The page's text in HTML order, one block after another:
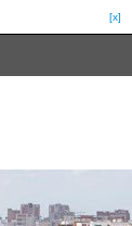
[x]